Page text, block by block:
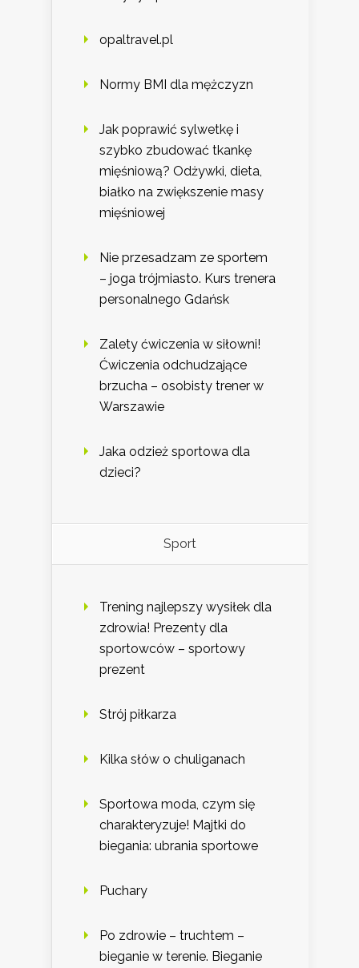
opaltravel.pl
Normy BMI dla mężczyzn
Jak poprawić sylwetkę i
szybko zbudować tkankę
mięśniową? Odżywki, dieta,
białko na zwiększenie masy
mięśniowej
Nie przesadzam ze sportem
– joga trójmiasto. Kurs trenera
personalnego Gdańsk
Zalety ćwiczenia w siłowni!
Ćwiczenia odchudzające
brzucha – osobisty trener w
Warszawie
Jaka odzież sportowa dla
dzieci?
Sport
Trening najlepszy wysiłek dla
zdrowia! Prezenty dla
sportowców – sportowy
prezent
Strój piłkarza
Kilka słów o chuliganach
Sportowa moda, czym się
charakteryzuje! Majtki do
biegania: ubrania sportowe
Puchary
Po zdrowie – truchtem –
bieganie w terenie. Bieganie